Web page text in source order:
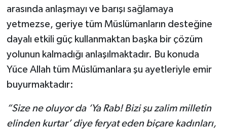
arasında anlaşmayı ve barışı sağlamaya
yetmezse, geriye tüm Müslümanların desteğine
dayalı etkili güç kullanmaktan başka bir çözüm
yolunun kalmadığı anlaşılmaktadır. Bu konuda
Yüce Allah tüm Müslümanlara şu ayetleriyle emir
buyurmaktadır:
“Size ne oluyor da ‘Ya Rab! Bizi şu zalim milletin
elinden kurtar’ diye feryat eden biçare kadınları,